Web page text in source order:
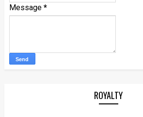
Message *
ROYALTY